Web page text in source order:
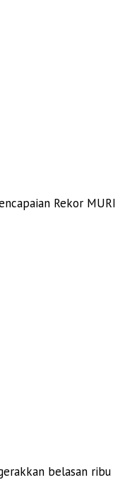
Rekor MURI
belasan ribu